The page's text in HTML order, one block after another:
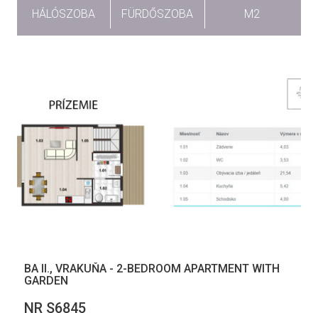
HÁLÓSZOBA
FÜRDŐSZOBA
M2
BA II., VRAKUŇA - 2-BEDROOM APARTMENT WITH
GARDEN
NR S6845